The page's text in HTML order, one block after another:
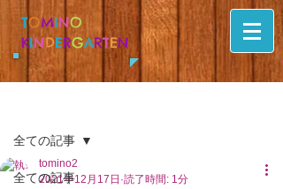
TOMINO
KINDERGARTEN
全ての記事
全ての記事
tomino2
2021年12月17日 読了時間: 1分